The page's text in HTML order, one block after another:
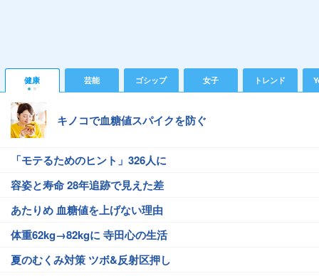
健康 芸能 ゴシップ 女子 トレンド
キノコで血糖値スパイクを防ぐ
「モテるためのヒント」326人に
容姿と寿命 28年追跡で見えた差
あたりめ 血糖値を上げない理由
体重62kg→82kgに 寺田心の生活
夏のむくみ対策 ツボ&反射区押し